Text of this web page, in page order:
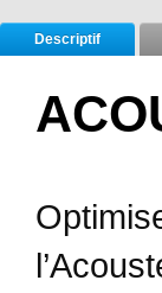
Descriptif